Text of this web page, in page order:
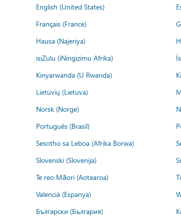
English (United States)
Français (France)
Hausa (Najeriya)
isiZulu (iNingizimu Afrika)
Kinyarwanda (U Rwanda)
Lietuvių (Lietuva)
Norsk (Norge)
Português (Brasil)
Sesotho sa Leboa (Afrika Borwa)
Slovenski (Slovenija)
Te reo Māori (Aotearoa)
Valencià (Espanya)
Български (България)